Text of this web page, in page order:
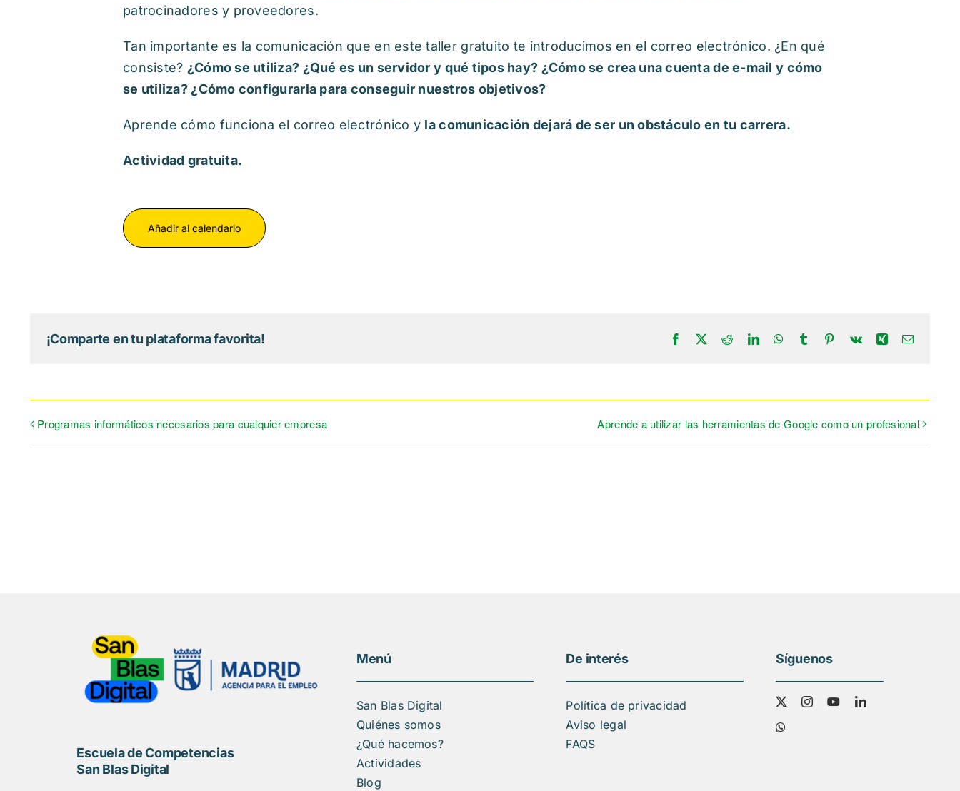
patrocinadores y proveedores.
Tan importante es la comunicación que en este taller gratuito te introducimos en el correo electrónico. ¿En qué
consiste? ¿Cómo se utiliza? ¿Qué es un servidor y qué tipos hay? ¿Cómo se crea una cuenta de e-mail y cómo
se utiliza? ¿Cómo configurarla para conseguir nuestros objetivos?
Aprende cómo funciona el correo electrónico y la comunicación dejará de ser un obstáculo en tu carrera.
Actividad gratuita.
Añadir al calendario
¡Comparte en tu plataforma favorita! Facebook RedditLinkedInWhatsApp
Tumblr Pinterest
Vk XingCorreo
Programas informáticos necesarios para cualquier empresa Aprende a utilizar las herramientas de Google como un profesional
Escuela de Competencias
San Blas Digital
Menú
San Blas Digital
Quiénes somos
¿Qué hacemos?
Actividades
Blog
De interés
Política de privacidad
Aviso legal
FAQS
Síguenos